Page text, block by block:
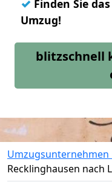
✓ Finden Sie
Umzug!
blitzschnell
Umzugsunternehmen
Recklinghausen nach